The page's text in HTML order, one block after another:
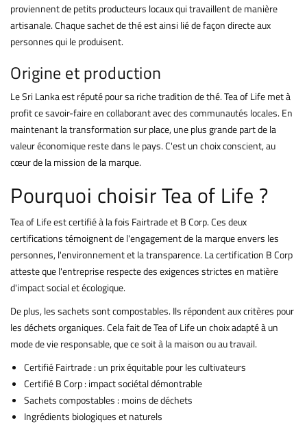
proviennent de petits producteurs locaux qui travaillent de manière
artisanale. Chaque sachet de thé est ainsi lié de façon directe aux
personnes qui le produisent.
Origine et production
Le Sri Lanka est réputé pour sa riche tradition de thé. Tea of Life met à
profit ce savoir-faire en collaborant avec des communautés locales. En
maintenant la transformation sur place, une plus grande part de la
valeur économique reste dans le pays. C'est un choix conscient, au
cœur de la mission de la marque.
Pourquoi choisir Tea of Life ?
Tea of Life est certifié à la fois Fairtrade et B Corp. Ces deux
certifications témoignent de l'engagement de la marque envers les
personnes, l'environnement et la transparence. La certification B Corp
atteste que l'entreprise respecte des exigences strictes en matière
d'impact social et écologique.
De plus, les sachets sont compostables. Ils répondent aux critères pour
les déchets organiques. Cela fait de Tea of Life un choix adapté à un
mode de vie responsable, que ce soit à la maison ou au travail.
Certifié Fairtrade : un prix équitable pour les cultivateurs
Certifié B Corp : impact sociétal démontrable
Sachets compostables : moins de déchets
Ingrédients biologiques et naturels